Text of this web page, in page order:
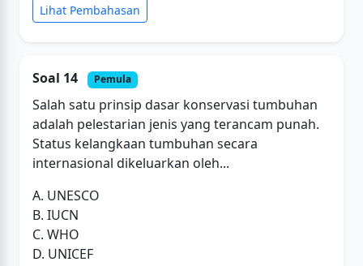
Lihat Pembahasan
Soal 14 Pemula
Salah satu prinsip dasar konservasi tumbuhan
adalah pelestarian jenis yang terancam punah.
Status kelangkaan tumbuhan secara
internasional dikeluarkan oleh...
A. UNESCO
B. IUCN
C. WHO
D. UNICEF